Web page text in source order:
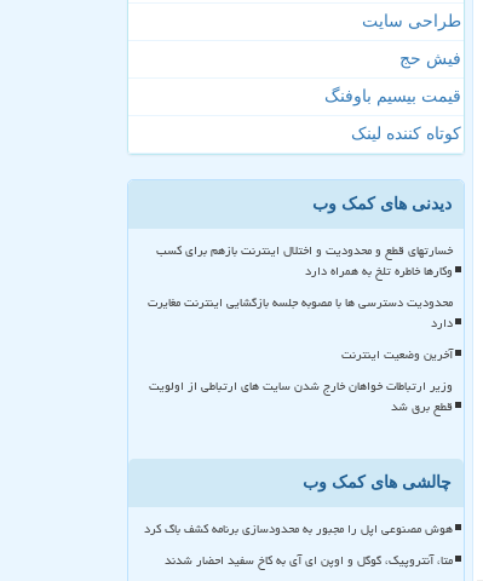
طراحی سایت
فیش حج
قیمت بیسیم باوفنگ
کوتاه کننده لینک
دیدنی های کمک وب
خسارتهای قطع و محدودیت و اختلال اینترنت بازهم برای کسب
وکارها خاطره تلخ به همراه دارد
محدودیت دسترسی ها با مصوبه جلسه بازگشایی اینترنت مغایرت
دارد
آخرین وضعیت اینترنت
وزیر ارتباطات خواهان خارج شدن سایت های ارتباطی از اولویت
قطع برق شد
چالشی های کمک وب
هوش مصنوعی اپل را مجبور به محدودسازی برنامه کشف باگ کرد
متا، آنتروپیک، گوگل و اوپن ای آی به کاخ سفید احضار شدند